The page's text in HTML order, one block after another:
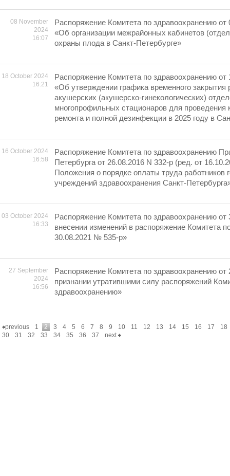
08 November
2024
16:07
Распоряжение Комитета по здравоохранению
«Об организации межрайонных кабинетов
охраны плода в Санкт-Петербурге»
18 October 2024
16:21
Распоряжение Комитета по здравоохранению
«Об утверждении графика временного
акушерских (акушерско-гинекологических)
многопрофильных стационаров для проведения
ремонта и полной дезинфекции в 2025 году в
16 October 2024
16:58
Распоряжение Комитета по здравоохранению
Петербурга от 26.08.2016 N 332-р (ред. от
Положения о порядке оплаты труда работников
учреждений здравоохранения Санкт-
03 October 2024
16:33
Распоряжение Комитета по здравоохранению
внесении изменений в распоряжение Комитета
30.08.2021 № 535-р»
27 September
2024
16:56
Распоряжение Комитета по здравоохранению
признании утратившими силу распоряжений
здравоохранению»
previous 1 2 3 4 5 6 7 8 9 10 11 12 13 14 15 16 17
18
30
31 32 33 34 35 36 37 next